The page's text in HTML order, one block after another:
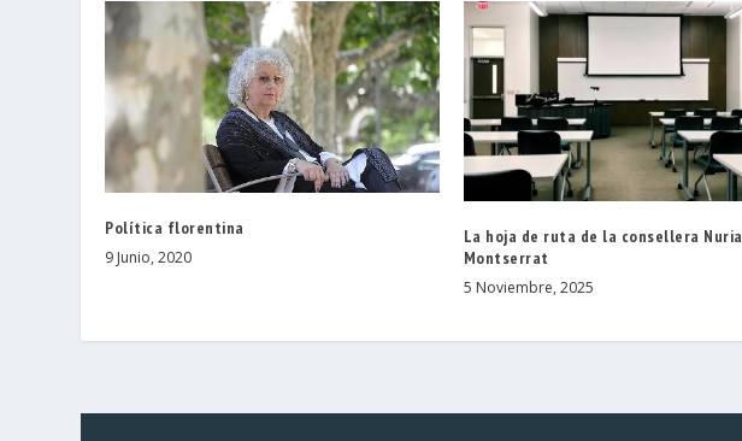
Política florentina
9 Junio, 2020
La hoja de ruta de la consellera Nuria
Montserrat
5 Noviembre, 2025